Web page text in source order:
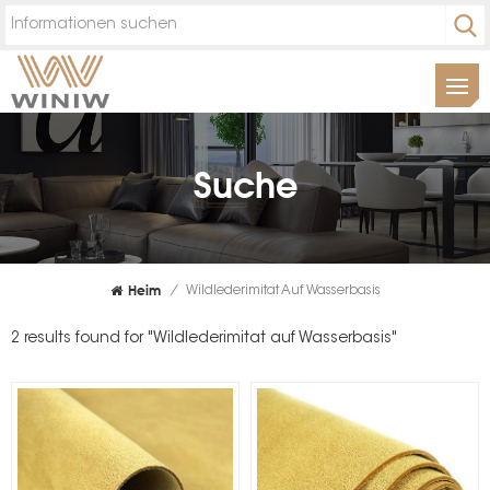
Suche
Heim / Wildlederimitat Auf Wasserbasis
2 results found for "Wildlederimitat auf Wasserbasis"